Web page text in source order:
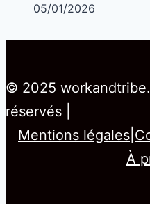
05/01/2026
© 2025
réservés |
Mentions légales
À